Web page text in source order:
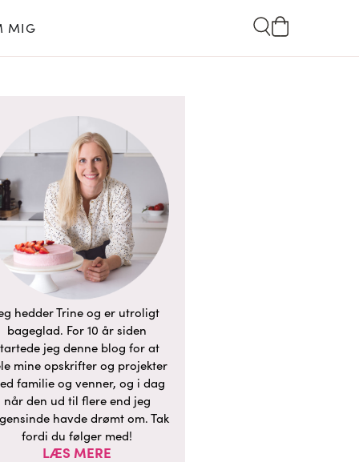
MIG
hedder Trine og er utroligt
bageglad. For 10 år siden
jeg denne blog for at
mine opskrifter og projekter
familie og venner, og i dag
når den ud til flere end jeg
havde drømt om. Tak
fordi du følger med!
LÆS MERE